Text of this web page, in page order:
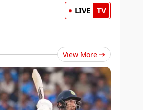
LIVE TV
View More